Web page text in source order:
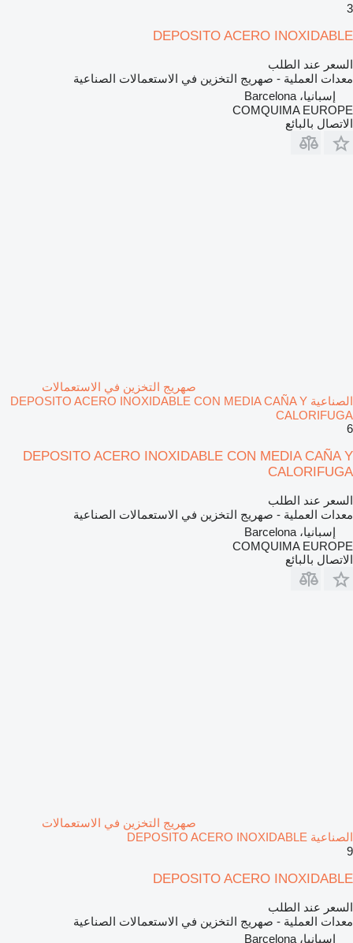
3
DEPOSITO ACERO INOXIDABLE
السعر عند الطلب
معدات العملية - صهريج التخزين في الاستعمالات الصناعية
إسبانيا، Barcelona
COMQUIMA EUROPE
الاتصال بالبائع
صهريج التخزين في الاستعمالات
الصناعية DEPOSITO ACERO INOXIDABLE CON MEDIA CAÑA Y
CALORIFUGA
6
DEPOSITO ACERO INOXIDABLE CON MEDIA CAÑA Y
CALORIFUGA
السعر عند الطلب
معدات العملية - صهريج التخزين في الاستعمالات الصناعية
إسبانيا، Barcelona
COMQUIMA EUROPE
الاتصال بالبائع
صهريج التخزين في الاستعمالات
الصناعية DEPOSITO ACERO INOXIDABLE
9
DEPOSITO ACERO INOXIDABLE
السعر عند الطلب
معدات العملية - صهريج التخزين في الاستعمالات الصناعية
إسبانيا، Barcelona